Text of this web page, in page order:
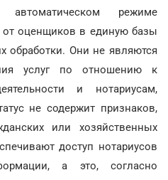
режиме
оценщиков в единую базы
обработки. Они не являются
услуг по отношению к
и нотариусам,
не содержит признаков,
или хозяйственных
доступ нотариусов
а это, согласно